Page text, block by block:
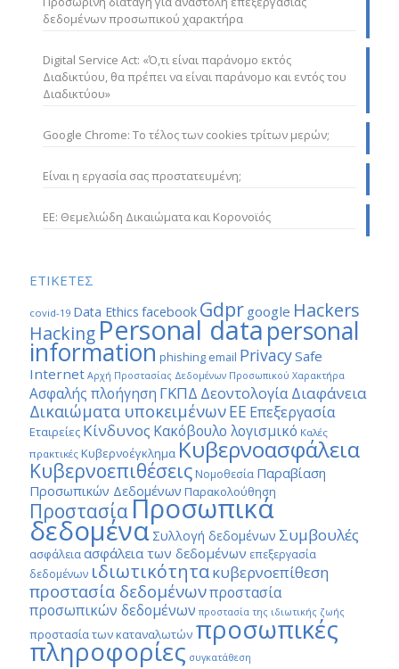
δεδομένων προσωπικού χαρακτήρα
Digital Service Act: «Ό,τι είναι παράνομο εκτός
Διαδικτύου, θα πρέπει να είναι παράνομο και εντός του
Διαδικτύου»
Google Chrome: Το τέλος των cookies τρίτων μερών;
Είναι η εργασία σας προστατευμένη;
ΕΕ: Θεμελιώδη Δικαιώματα και Κορονοϊός
ΕΤΙΚΕΤΕΣ
covid-19 Data Ethics facebook Gdpr google Hackers
Hacking Personal datapersonal
information phishing email PrivacySafe
Internet Αρχή Προστασίας Δεδομένων Προσωπικού Χαρακτήρα
Ασφαλής πλοήγηση ΓΚΠΔ ΔεοντολογίαΔιαφάνεια
Δικαιώματα υποκειμένωνΕΕ Επεξεργασία
Εταιρείες Κίνδυνος Κακόβουλο λογισμικό Καλές
πρακτικές Κυβερνοέγκλημα Κυβερνοασφάλεια
Κυβερνοεπιθέσεις Νομοθεσία Παραβίαση
Προσωπικών Δεδομένων Παρακολούθηση
ΠροστασίαΠροσωπικά
δεδομένα Συλλογή δεδομένων Συμβουλές
ασφάλειαασφάλεια των δεδομένων επεξεργασία
δεδομένων ιδιωτικότητακυβερνοεπίθεση
προστασία δεδομένωνπροστασία
προσωπικών δεδομένων προστασία της ιδιωτικής ζωής
προστασία των καταναλωτών προσωπικές
πληροφορίες συγκατάθεση